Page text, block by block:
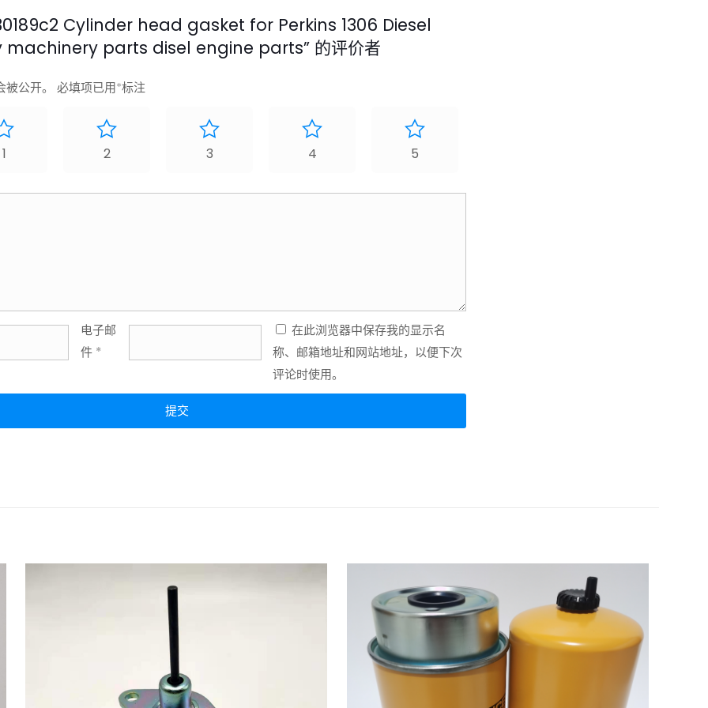
Cylinder head gasket for Perkins 1306 Diesel
parts disel engine parts” 的评价者
公开。 必填项已用*标注
1 2 3 4 5
电子邮
件 *
在此浏览器中保存我的显示名
称、邮箱地址和网站地址，以便下次
评论时使用。